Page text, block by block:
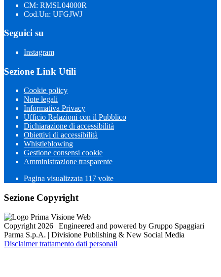
CM: RMSL04000R
Cod.Un: UFGJWJ
Seguici su
Instagram
Sezione Link Utili
Cookie policy
Note legali
Informativa Privacy
Ufficio Relazioni con il Pubblico
Dichiarazione di accessibilità
Obiettivi di accessibilità
Whistleblowing
Gestione consensi cookie
Amministrazione trasparente
Pagina visualizzata 117 volte
Sezione Copyright
Copyright 2026 | Engineered and powered by Gruppo Spaggiari
Parma S.p.A. | Divisione Publishing & New Social Media
Disclaimer trattamento dati personali